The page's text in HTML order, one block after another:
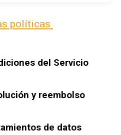
políticas
del Servicio
y reembolso
de datos